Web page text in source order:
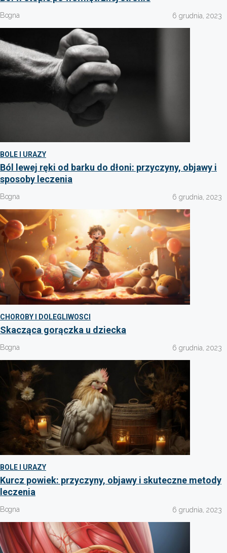
Bogna 6 grudnia, 2023
BOLE I URAZY
Ból lewej ręki od barku do dłoni: przyczyny, objawy i
sposoby leczenia
Bogna 6 grudnia, 2023
CHOROBY I DOLEGLIWOSCI
Skacząca gorączka u dziecka
Bogna 6 grudnia, 2023
BOLE I URAZY
Kurcz powiek: przyczyny, objawy i skuteczne metody
leczenia
Bogna 6 grudnia, 2023